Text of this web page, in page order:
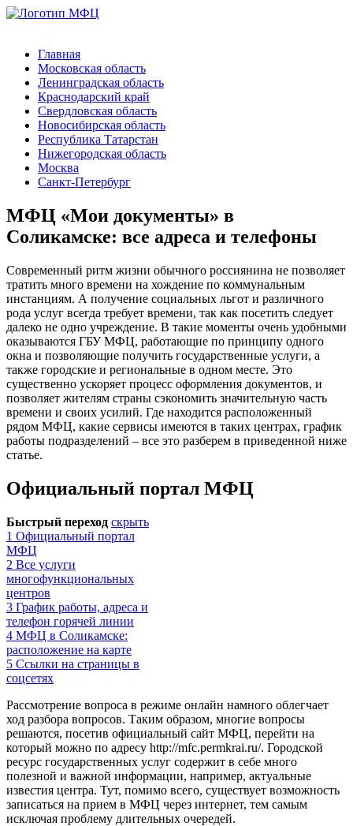
Главная
Московская область
Ленинградская область
Краснодарский край
Свердловская область
Новосибирская область
Республика Татарстан
Нижегородская область
Москва
Санкт-Петербург
МФЦ «Мои документы» в
Соликамске: все адреса и телефоны
Современный ритм жизни обычного россиянина не позволяет
тратить много времени на хождение по коммунальным
инстанциям. А получение социальных льгот и различного
рода услуг всегда требует времени, так как посетить следует
далеко не одно учреждение. В такие моменты очень удобными
оказываются ГБУ МФЦ, работающие по принципу одного
окна и позволяющие получить государственные услуги, а
также городские и региональные в одном месте. Это
существенно ускоряет процесс оформления документов, и
позволяет жителям страны сэкономить значительную часть
времени и своих усилий. Где находится расположенный
рядом МФЦ, какие сервисы имеются в таких центрах, график
работы подразделений – все это разберем в приведенной ниже
статье.
Официальный портал МФЦ
Быстрый переход скрыть
1 Официальный портал
МФЦ
2 Все услуги
многофункциональных
центров
3 График работы, адреса и
телефон горячей линии
4 МФЦ в Соликамске:
расположение на карте
5 Ссылки на страницы в
соцсетях
Рассмотрение вопроса в режиме онлайн намного облегчает
ход разбора вопросов. Таким образом, многие вопросы
решаются, посетив официальный сайт МФЦ, перейти на
который можно по адресу http://mfc.permkrai.ru/. Городской
ресурс государственных услуг содержит в себе много
полезной и важной информации, например, актуальные
известия центра. Тут, помимо всего, существует возможность
записаться на прием в МФЦ через интернет, тем самым
исключая проблему длительных очередей.